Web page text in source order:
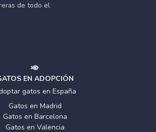
de todo el
EN ADOPCIÓN
gatos en España
Gatos en Madrid
Gatos en Barcelona
Gatos en Valencia